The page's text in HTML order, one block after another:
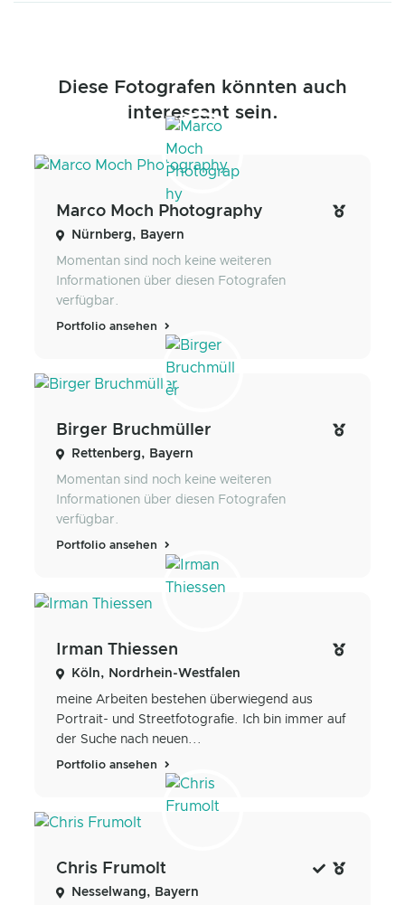
Diese Fotografen könnten auch
interessant sein.
Marco Moch Photography
Nürnberg, Bayern
Momentan sind noch keine weiteren
Informationen über diesen Fotografen
verfügbar.
Portfolio ansehen
Birger Bruchmüller
Rettenberg, Bayern
Momentan sind noch keine weiteren
Informationen über diesen Fotografen
verfügbar.
Portfolio ansehen
Irman Thiessen
Köln, Nordrhein-Westfalen
meine Arbeiten bestehen überwiegend aus
Portrait- und Streetfotografie. Ich bin immer auf
der Suche nach neuen...
Portfolio ansehen
Chris Frumolt
Nesselwang, Bayern